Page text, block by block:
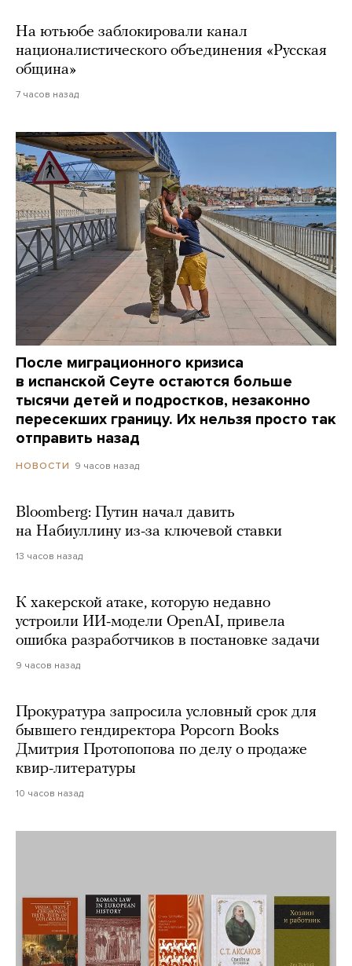
На ютьюбе заблокировали канал
националистического объединения «Русская
община»
7 часов назад
После миграционного кризиса
в испанской Сеуте остаются больше
тысячи детей и подростков, незаконно
пересекших границу. Их нельзя просто так
отправить назад
НОВОСТИ 9 часов назад
Bloomberg: Путин начал давить
на Набиуллину из-за ключевой ставки
13 часов назад
К хакерской атаке, которую недавно
устроили ИИ-модели OpenAI, привела
ошибка разработчиков в постановке задачи
9 часов назад
Прокуратура запросила условный срок для
бывшего гендиректора Popcorn Books
Дмитрия Протопопова по делу о продаже
квир-литературы
10 часов назад